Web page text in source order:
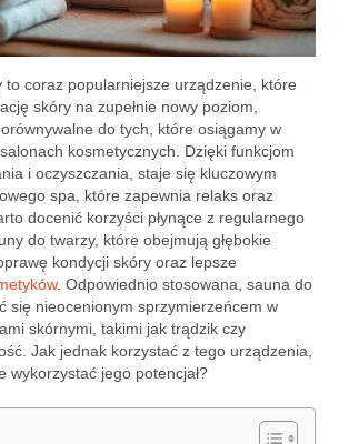
to coraz popularniejsze urządzenie, które
skóry na zupełnie nowy poziom,
do tych, które osiągamy w
kosmetycznych. Dzięki funkcjom
i oczyszczania, staje się kluczowym
spa, które zapewnia relaks oraz
docenić korzyści płynące z regularnego
do twarzy, które obejmują głębokie
kondycji skóry oraz lepsze
. Odpowiednio stosowana, sauna do
się nieocenionym sprzymierzeńcem w
skórnymi, takimi jak trądzik czy
Jak jednak korzystać z tego urządzenia,
wykorzystać jego potencjał?